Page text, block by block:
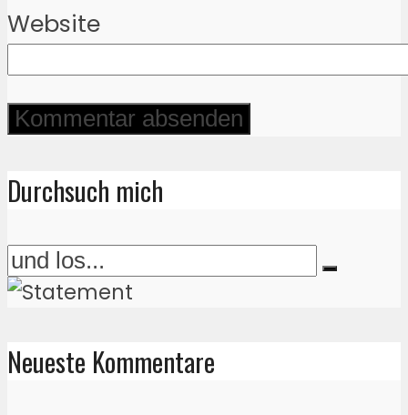
Website
Durchsuch mich
Neueste Kommentare